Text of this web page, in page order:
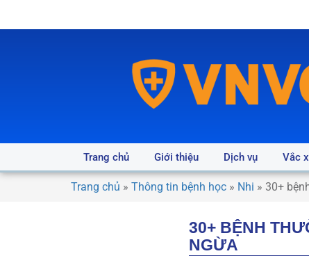
Trang chủ Giới thiệu Dịch vụ Vắc
Trang chủ » Thông tin bệnh học » Nhi » 30+
30+ BỆNH
NGỪA